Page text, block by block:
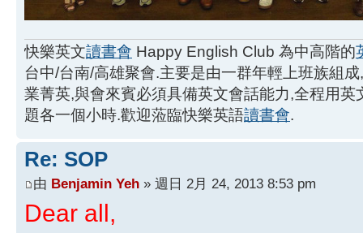
快樂英文讀書會 Happy English Club 為中高階的
台中/台南/高雄聚會.主要是由一群年輕上班族組
業菁英,與會來賓必須具備英文會話能力,全程用
題各一個小時.歡迎蒞臨快樂英語讀書會.
Re: SOP
由 Benjamin Yeh » 週日 2月 24, 2013 8:53 pm
Dear all,